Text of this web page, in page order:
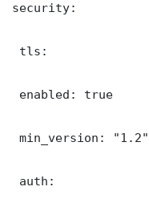
security:
tls:
enabled: true
min_version: "1.2"
auth: